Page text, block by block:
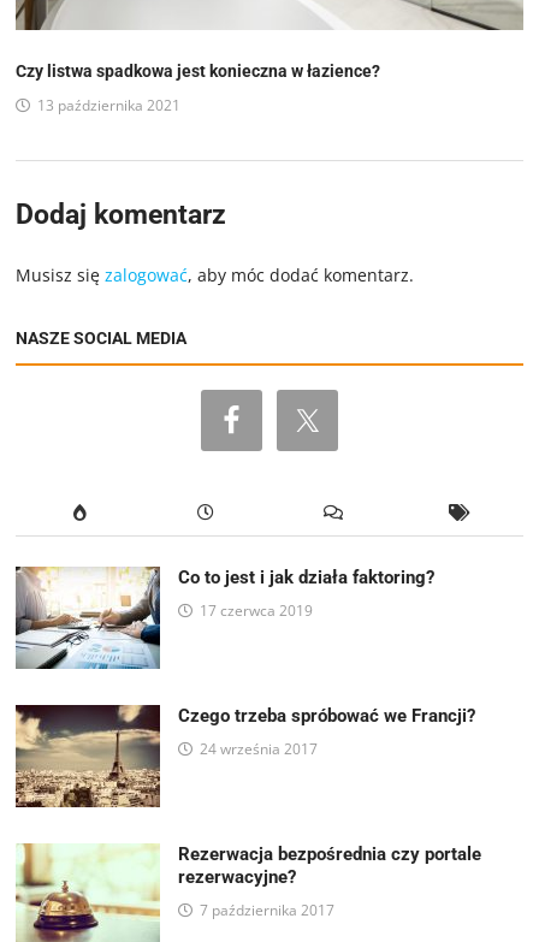
Czy listwa spadkowa jest konieczna w łazience?
13 października 2021
Dodaj komentarz
Musisz sięzalogować, aby móc dodać komentarz.
NASZE SOCIAL MEDIA
Co to jest i jak działa faktoring?
17 czerwca 2019
Czego trzeba spróbować we Francji?
24 września 2017
Rezerwacja bezpośrednia czy portale
rezerwacyjne?
7 października 2017